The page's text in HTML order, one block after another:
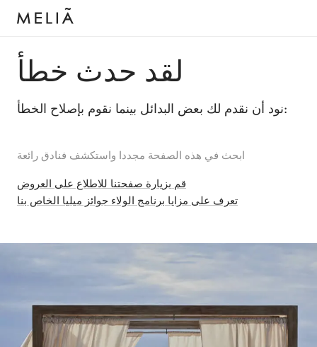
لقد حدث خطأ
نود أن نقدم لك بعض البدائل بينما نقوم بإصلاح الخطأ:
ابحث في هذه الصفحة مجددا واستكشف فنادق رائعة
قم بزيارة صفحتنا للاطلاع على العروض
تعرف على مزايا برنامج الولاء جوائز ميليا الخاص بنا